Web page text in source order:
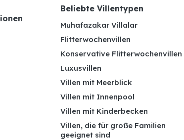
Beliebte Villentypen
Muhafazakar Villalar
Flitterwochenvillen
Konservative Flitterwochenvillen
Luxusvillen
Villen mit Meerblick
Villen mit Innenpool
Villen mit Kinderbecken
Villen, die für große Familien
geeignet sind